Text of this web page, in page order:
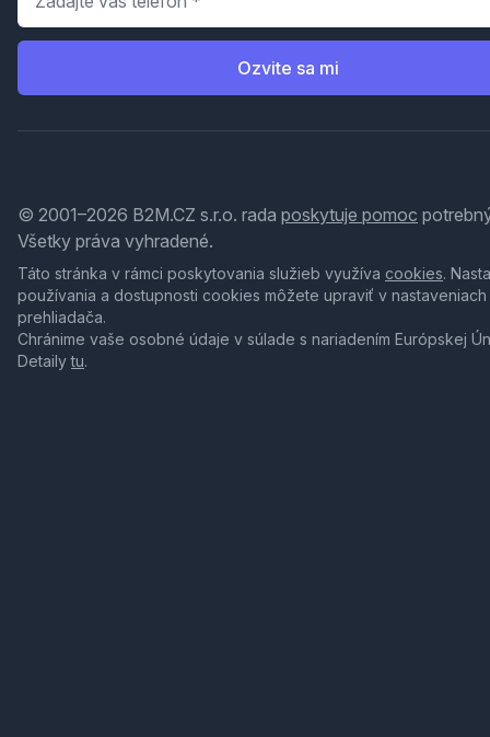
Ozvite sa mi
© 2001–2026 B2M.CZ s.r.o. rada poskytuje pomoc
Všetky práva vyhradené.
Táto stránka v rámci poskytovania služieb využíva cookies.
používania a dostupnosti cookies môžete upraviť v nastaveniach
prehliadača.
Chránime vaše osobné údaje v súlade s nariadením Európskej
Detailytu.